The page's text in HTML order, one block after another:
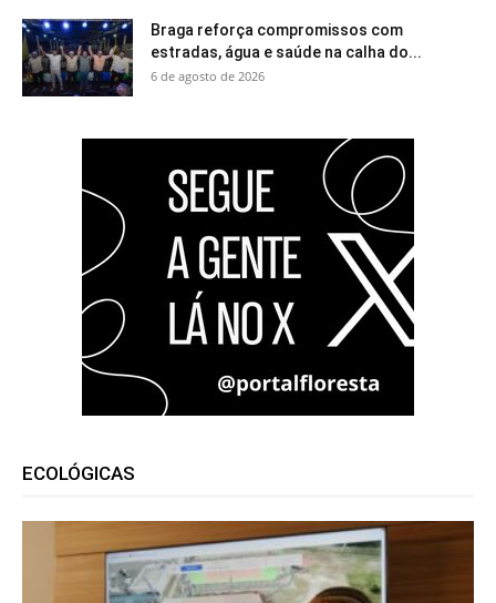
Braga reforça compromissos com
estradas, água e saúde na calha do...
6 de agosto de 2026
ECOLÓGICAS